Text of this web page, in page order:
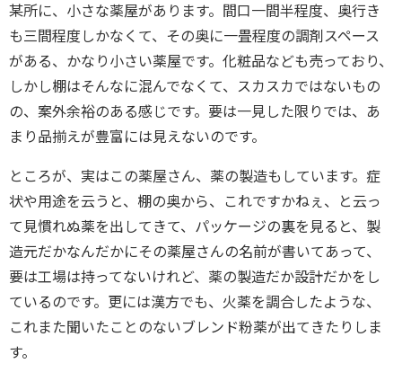
某所に、小さな薬屋があります。間口一間半程度、奥行き
も三間程度しかなくて、その奥に一畳程度の調剤スペース
がある、かなり小さい薬屋です。化粧品なども売っており、
しかし棚はそんなに混んでなくて、スカスカではないもの
の、案外余裕のある感じです。要は一見した限りでは、あ
まり品揃えが豊富には見えないのです。
ところが、実はこの薬屋さん、薬の製造もしています。症
状や用途を云うと、棚の奥から、これですかねぇ、と云っ
て見慣れぬ薬を出してきて、パッケージの裏を見ると、製
造元だかなんだかにその薬屋さんの名前が書いてあって、
要は工場は持ってないけれど、薬の製造だか設計だかをし
ているのです。更には漢方でも、火薬を調合したような、
これまた聞いたことのないブレンド粉薬が出てきたりしま
す。